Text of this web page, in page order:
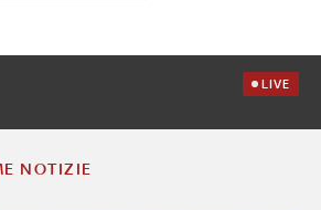
LIVE
NOTIZIE